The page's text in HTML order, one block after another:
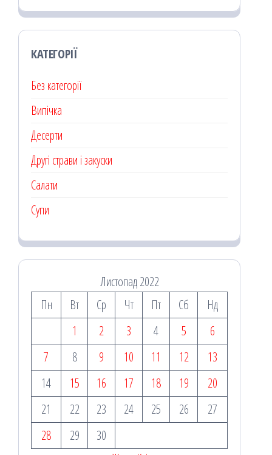
КАТЕГОРІЇ
Без категорії
Випічка
Десерти
Другі страви і закуски
Салати
Супи
Листопад 2022
Пн
Вт Ср Чт Пт Сб
Нд
1
2 3 4 5
6
7
8 9 10 11 12
13
14
15 16 17 18 19
20
21
22 23 24 25 26
27
28
29
30